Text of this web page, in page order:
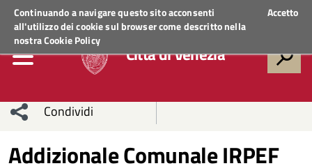
Continuando a navigare questo sito acconsenti
all'utilizzo dei cookie sul browser come descritto nella
nostraCookie Policy
Accetto
Regione VenetoACCEDI AI SERVIZI
Città di Venezia
Condividi
Condividi
Condividi
Addizionale Comunale IRPEF